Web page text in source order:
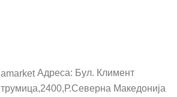
Адреса: Бул. Климент
Македонија